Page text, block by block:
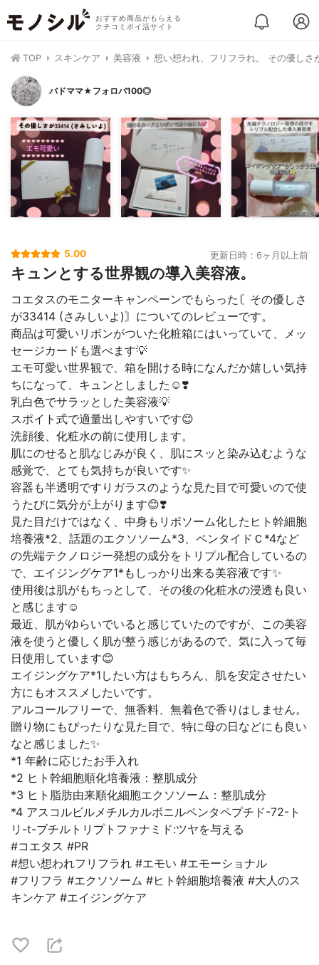
おすすめ商品がもらえる
クチコミポイ活サイト
TOP スキンケア 美容液 想い想われ、フリフラれ。 その優しさ
バドママ★フォロバ100◎
5.00 更新日時：6ヶ月以上前
キュンとする世界観の導入美容液。
コエタスのモニターキャンペーンでもらった〘その優しさ
が33414 (さみしいよ)〙についてのレビューです。
商品は可愛いリボンがついた化粧箱にはいっていて、メッ
セージカードも選べます💡
エモ可愛い世界観で、箱を開ける時になんだか嬉しい気持
ちになって、キュンとしました☺️❣️
乳白色でサラッとした美容液💡
スポイト式で適量出しやすいです😊
洗顔後、化粧水の前に使用します。
肌にのせると肌なじみが良く、肌にスッと染み込むような
感覚で、とても気持ちが良いです✨
容器も半透明ですりガラスのような見た目で可愛いので使
うたびに気分が上がります😊❣️
見た目だけではなく、中身もリポソーム化したヒト幹細胞
培養液*2、話題のエクソソーム*3、ペンタイドＣ*4など
の先端テクノロジー発想の成分をトリプル配合しているの
で、エイジングケア1*もしっかり出来る美容液です✨
使用後は肌がもちっとして、その後の化粧水の浸透も良い
と感じます☺️
最近、肌がゆらいでいると感じていたのですが、この美容
液を使うと優しく肌が整う感じがあるので、気に入って毎
日使用しています😊
エイジングケア*1したい方はもちろん、肌を安定させたい
方にもオススメしたいです。
アルコールフリーで、無香料、無着色で香りはしません。
贈り物にもぴったりな見た目で、特に母の日などにも良い
なと感じました✨
*1 年齢に応じたお手入れ
*2 ヒト幹細胞順化培養液：整肌成分
*3 ヒト脂肪由来順化細胞エクソソーム：整肌成分
*4 アスコルビルメチルカルボニルペンタペプチド-72-ト
リ-t-ブチルトリプトファナミド:ツヤを与える
#コエタス #PR
#想い想われフリフラれ #エモい #エモーショナル
#フリフラ #エクソソーム #ヒト幹細胞培養液 #大人のス
キンケア #エイジングケア